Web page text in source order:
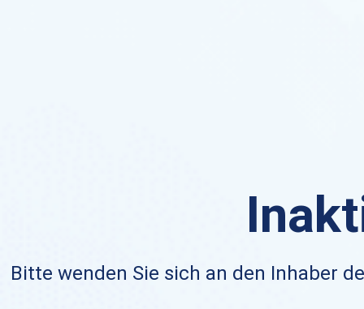
Bitte wenden Sie sich an den Inhaber